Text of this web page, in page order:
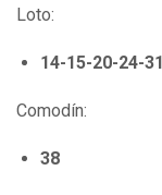
Loto:
14-15-20-24-
Comodín:
38